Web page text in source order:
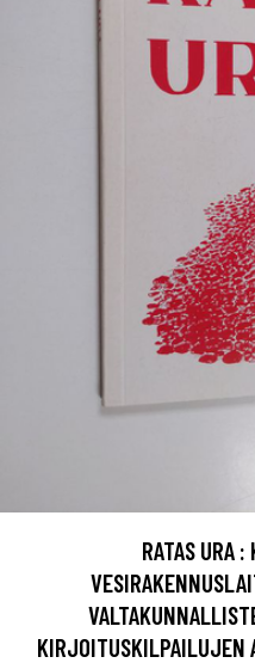
RATAS URA
KIRJOITUSKILPAILUJEN